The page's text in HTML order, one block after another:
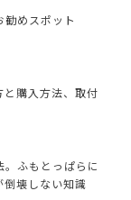
めスポット
と購入方法、取付
ふもとっぱらに
壊しない知識